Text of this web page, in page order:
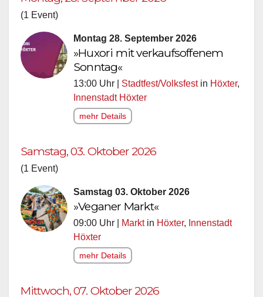
(1 Event)
Montag 28. September 2026
»Huxori mit verkaufsoffenem
Sonntag«
13:00 Uhr | Stadtfest/Volksfestin Höxter,
Innenstadt Höxter
mehr Details
Samstag, 03. Oktober 2026
(1 Event)
Samstag 03. Oktober 2026
»Veganer Markt«
09:00 Uhr | Marktin Höxter, Innenstadt
Höxter
mehr Details
Mittwoch, 07. Oktober 2026